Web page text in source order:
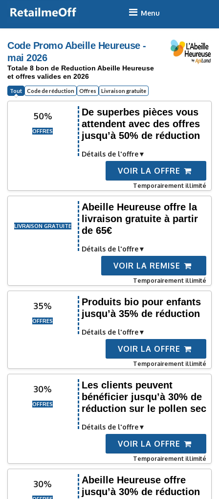
Skip
content
Code Promo Abeille Heureuse -
mai 2026
Totale 8 bon de Reduction Abeille Heureuse
et offres valides en 2026
Tout Code de réduction Offres Livraison gratuite
50%
OFFRES
De superbes pièces vous
attendent avec des offres
jusqu’à 50% de réduction
Détails de l'offre
VOIR LA OFFRE
Temporairement illimité
LIVRAISON GRATUITE
Abeille Heureuse offre la
livraison gratuite à partir
de 65€
Détails de l'offre
VOIR LA REMISE
Temporairement illimité
35%
OFFRES
Produits bio pour enfants
jusqu’à 35% de réduction
Détails de l'offre
VOIR LA OFFRE
Temporairement illimité
30%
OFFRES
Les clients peuvent
bénéficier jusqu’à 30% de
réduction sur le pollen sec
Détails de l'offre
VOIR LA OFFRE
Temporairement illimité
30%
Abeille Heureuse offre
jusqu’à 30% de réduction